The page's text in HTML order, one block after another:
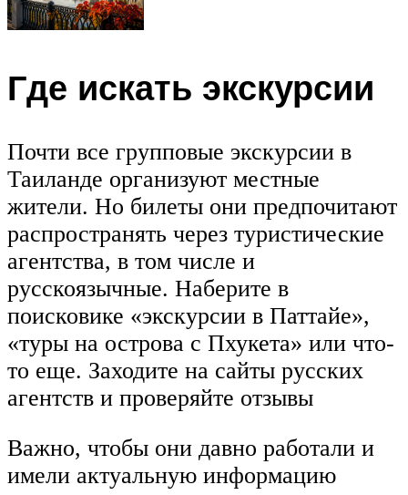
Где искать экскурсии
Почти все групповые экскурсии в
Таиланде организуют местные
жители. Но билеты они предпочитают
распространять через туристические
агентства, в том числе и
русскоязычные. Наберите в
поисковике «экскурсии в Паттайе»,
«туры на острова с Пхукета» или что-
то еще. Заходите на сайты русских
агентств и проверяйте отзывы
Важно, чтобы они давно работали и
имели актуальную информацию